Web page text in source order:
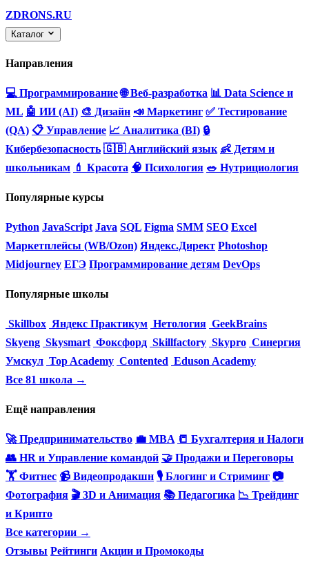
ZDRONS.RU
Каталог
Направления
💻 Программирование 🌐 Веб-разработка 📊 Data Science и
ML 🤖 ИИ (AI) 🎨 Дизайн 📣 Маркетинг ✅ Тестирование
(QA) 📋 Управление 📈 Аналитика (BI) 🔒
Кибербезопасность 🇬🇧 Английский язык 👶 Детям и
школьникам 💄 Красота 🧠 Психология 🥗 Нутрициология
Популярные курсы
Python JavaScript Java SQL Figma SMM SEO Excel
Маркетплейсы (WB/Ozon) Яндекс.Директ Photoshop
Midjourney ЕГЭ Программирование детям DevOps
Популярные школы
Skillbox Яндекс Практикум Нетология GeekBrains
Skyeng Skysmart Фоксфорд Skillfactory Skypro Синергия
Умскул Top Academy Contented Eduson Academy
Все 81 школа →
Ещё направления
🚀 Предпринимательство 💼 MBA 📒 Бухгалтерия и Налоги
👥 HR и Управление командой 🤝 Продажи и Переговоры
🏋️ Фитнес 📹 Видеопродакшн 🎙 Блогинг и Стриминг 📷
Фотография 🎬 3D и Анимация 📚 Педагогика 📉 Трейдинг
и Крипто
Все категории →
Отзывы Рейтинги Акции и Промокоды